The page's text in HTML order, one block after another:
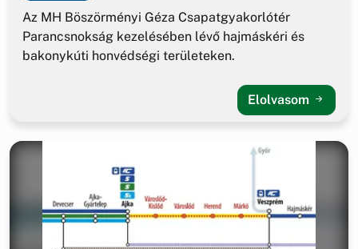
Az MH Böszörményi Géza Csapatgyakorlótér
Parancsnokság kezelésében lévő hajmáskéri és
bakonykúti honvédségi területeken.
Elolvasom